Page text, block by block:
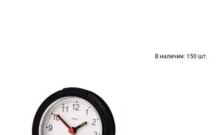
В наличии: 150 шт.